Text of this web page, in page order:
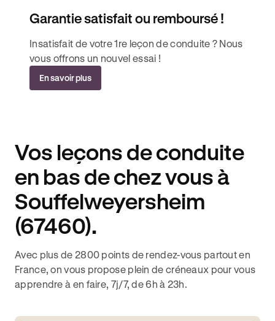
Garantie satisfait ou remboursé !
Insatisfait de votre 1re leçon de conduite ? Nous
vous offrons un nouvel essai !
En savoir plus
Vos leçons de conduite
en bas de chez vous à
Souffelweyersheim
(67460).
Avec plus de 2800 points de rendez-vous partout en
France, on vous propose plein de créneaux pour vous
apprendre à en faire, 7j/7, de 6h à 23h.